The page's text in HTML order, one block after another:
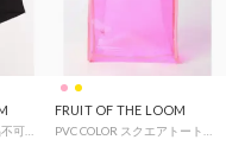
FRUIT OF THE LOOM